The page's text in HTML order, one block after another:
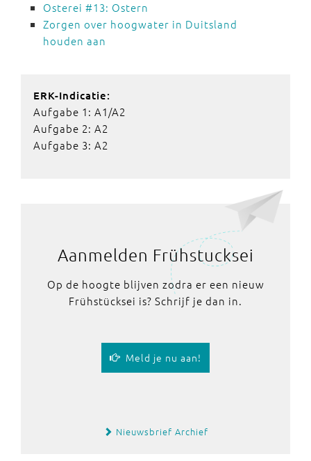
Osterei #13: Ostern
Zorgen over hoogwater in Duitsland
houden aan
ERK-Indicatie:
Aufgabe 1: A1/A2
Aufgabe 2: A2
Aufgabe 3: A2
Aanmelden Frühstucksei
Op de hoogte blijven zodra er een nieuw
Frühstücksei is? Schrijf je dan in.
Meld je nu aan!
Nieuwsbrief Archief